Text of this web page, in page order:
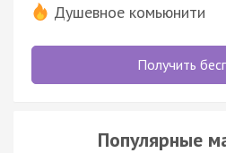
Душевное комьюнити
Получить
Популярные